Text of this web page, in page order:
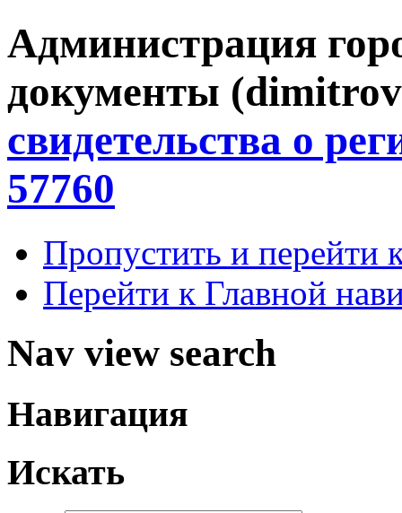
Администрация
документы
свидетельства о
57760
Пропустить и перейти
Перейти к Главной
Nav view search
Навигация
Искать